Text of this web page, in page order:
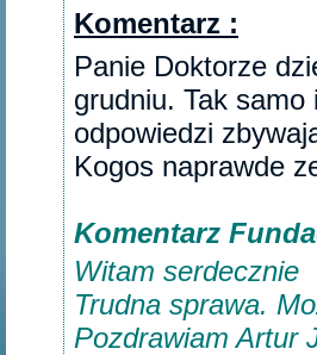
Komentarz :
Panie Doktorze
grudniu. Tak
odpowiedzi
Kogos naprawde
Komentarz
Witam serdecznie
Trudna sprawa.
Pozdrawiam Artur